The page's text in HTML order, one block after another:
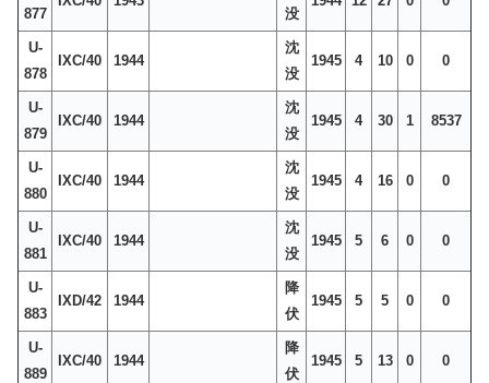
877
没
U-
878
IXC/40 1944
沈
没
1945 4 10 0 0
U-
879
IXC/40 1944
沈
没
1945 4 30 1 8537
U-
880
IXC/40 1944
沈
没
1945 4 16 0 0
U-
881
IXC/40 1944
沈
没
1945 5 6 0 0
U-
883
IXD/42 1944
降
伏
1945 5 5 0 0
U-
889
IXC/40 1944
降
伏
1945 5 13 0 0